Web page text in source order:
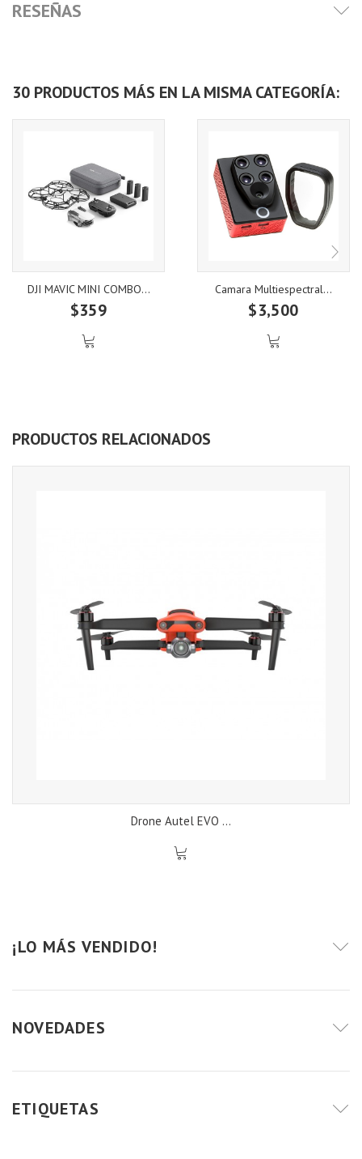
RESEÑAS
30 PRODUCTOS MÁS EN LA MISMA CATEGORÍA:
DJI MAVIC MINI COMBO...
$359
Camara Multiespectral...
$3,500
PRODUCTOS RELACIONADOS
Drone Autel EVO ...
¡LO MÁS VENDIDO!
NOVEDADES
ETIQUETAS